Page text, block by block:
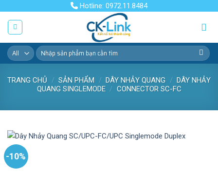
content
Hotline: 0972.11.8484
Tìm
kiếm:
TRANG CHỦ / SẢN PHẨM / DÂY NHẢY QUANG / DÂY NHẢY
QUANG SINGLEMODE / CONNECTOR SC-FC
-10%